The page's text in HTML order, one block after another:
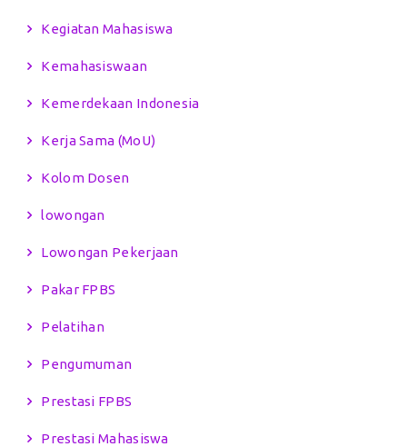
Kegiatan Mahasiswa
Kemahasiswaan
Kemerdekaan Indonesia
Kerja Sama (MoU)
Kolom Dosen
lowongan
Lowongan Pekerjaan
Pakar FPBS
Pelatihan
Pengumuman
Prestasi FPBS
Prestasi Mahasiswa